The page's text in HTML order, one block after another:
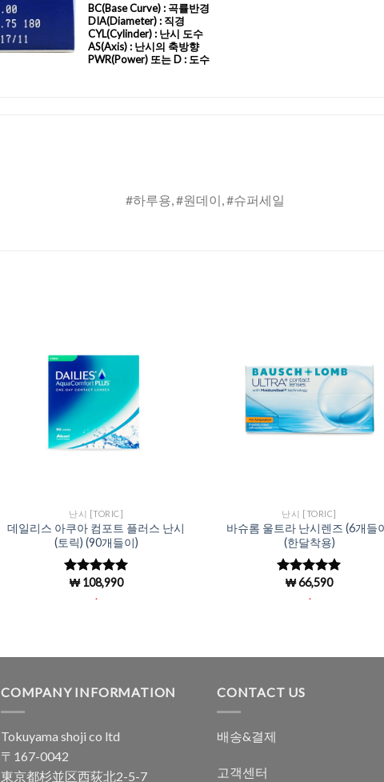
BC(Base Curve): 곡률반경
DIA(Diameter) : 직경
CYL(Cylinder): 난시 도수
AS(Axis): 난시의 축방향
PWR(Power) 또는 D : 도수
#하루용, #원데이, #슈퍼세일
난시 [TORIC]
데일리스 아쿠아 컴포트 플러스 난시
(토릭) (90개들이)
5 중에서5
로 평가됨
₩108,990
.
난시 [TORIC]
바슈롬 울트라 난시렌즈 (6개들
(한달착용)
5 중에서
로 평
₩66,590
.
COMPANY INFORMATION
Tokuyama shoji co ltd
〒167-0042
東京都杉並区西荻北2-5-7
CONTACT US
배송&결제
고객센터